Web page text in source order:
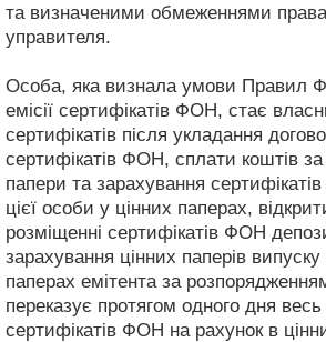
та визначеними обмеженнями права
управителя.
Особа, яка визнала умови Правил
емісії сертифікатів ФОН, стає
сертифікатів після укладання
сертифікатів ФОН, сплати коштів за
папери та зарахування
цієї особи у цінних паперах,
розміщенні сертифікатів ФОН
зарахування цінних паперів
паперах емітента за
переказує протягом одного дня
сертифікатів ФОН на рахунок в